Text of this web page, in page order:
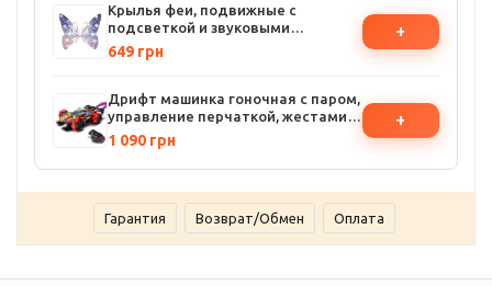
Крылья феи, подвижные с
подсветкой и звуковыми
эффектами (розовые)
649 грн
+
Дрифт машинка гоночная с паром,
управление перчаткой, жестами
рук, на пульте управления,
трюковая
1 090 грн
+
Гарантия Возврат/Обмен Оплата